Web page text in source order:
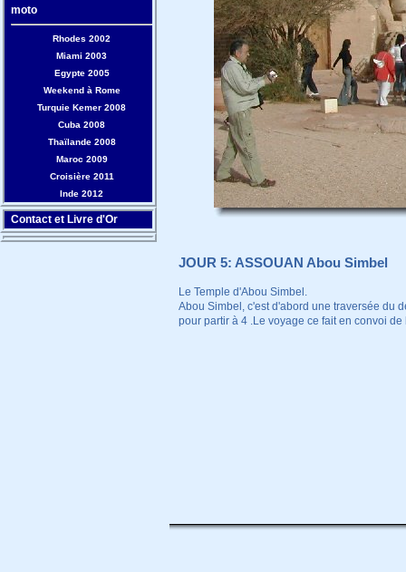
JOUR 5: ASSOUAN Abou Simbel
Le Temple d'Abou Simbel.
Abou Simbel, c'est d'abord une traversée du
pour partir à 4 .Le voyage ce fait en convoi de
moto
Rhodes 2002
Miami 2003
Egypte 2005
Weekend à Rome
Turquie Kemer 2008
Cuba 2008
Thaïlande 2008
Maroc 2009
Croisière 2011
Inde 2012
Contact et Livre d'Or